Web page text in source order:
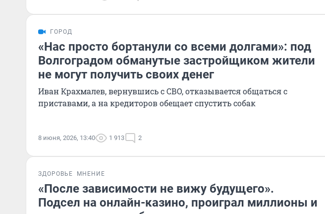
ГОРОД
«Нас просто бортанули со всеми долгами»: под
Волгоградом обманутые застройщиком жители
не могут получить своих денег
Иван Крахмалев, вернувшись с СВО, отказывается общаться с
приставами, а на кредиторов обещает спустить собак
8 июня, 2026, 13:40 1 913 2
ЗДОРОВЬЕ МНЕНИЕ
«После зависимости не вижу будущего».
Подсел на онлайн-казино, проиграл миллионы и